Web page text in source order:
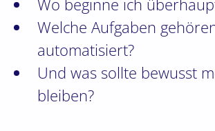
Wo beginne ich
Welche Aufgaben
automatisiert?
Und was sollte bewusst
bleiben?